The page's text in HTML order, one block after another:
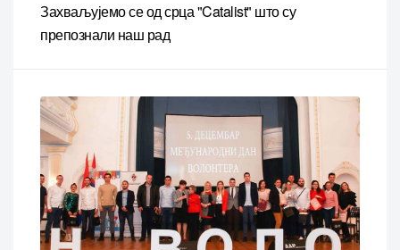
Захваљујемо се од срца "Catalist" што су
препознали наш рад